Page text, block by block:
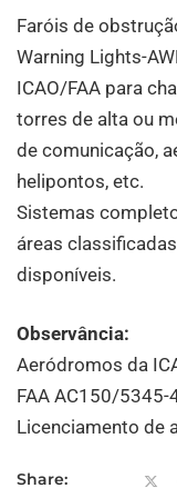
Faróis de
Warning Lights-
ICAO/FAA para
torres de alta ou
de comunicação,
helipontos, etc.
Sistemas
áreas
disponíveis.
Observância:
Aeródromos da
FAA AC150/5345-
Licenciamento de
Share: